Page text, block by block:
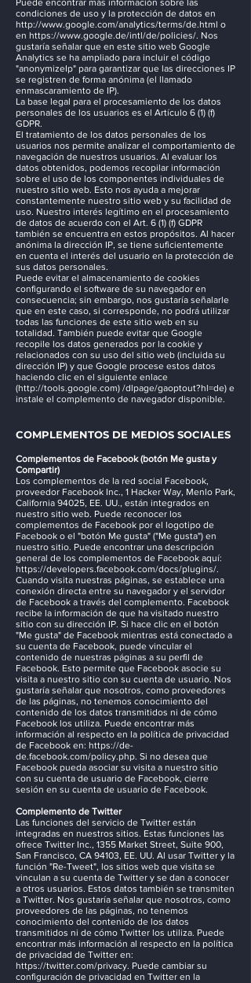
Puede encontrar más información sobre las
condiciones de uso y la protección de datos en
http://www.google.com/analytics/terms/de.html o
en https://www.google.de/intl/de/policies/. Nos
gustaría señalar que en este sitio web Google
Analytics se ha ampliado para incluir el código
"anonymizeIp" para garantizar que las direcciones IP
se registren de forma anónima (el llamado
enmascaramiento de IP).
La base legal para el procesamiento de los datos
personales de los usuarios es el Artículo 6 (1) (f)
GDPR.
El tratamiento de los datos personales de los
usuarios nos permite analizar el comportamiento de
navegación de nuestros usuarios. Al evaluar los
datos obtenidos, podemos recopilar información
sobre el uso de los componentes individuales de
nuestro sitio web. Esto nos ayuda a mejorar
constantemente nuestro sitio web y su facilidad de
uso. Nuestro interés legítimo en el procesamiento
de datos de acuerdo con el Art. 6 (1) (f) GDPR
también se encuentra en estos propósitos. Al hacer
anónima la dirección IP, se tiene suficientemente
en cuenta el interés del usuario en la protección de
sus datos personales.
Puede evitar el almacenamiento de cookies
configurando el software de su navegador en
consecuencia; sin embargo, nos gustaría señalarle
que en este caso, si corresponde, no podrá utilizar
todas las funciones de este sitio web en su
totalidad. También puede evitar que Google
recopile los datos generados por la cookie y
relacionados con su uso del sitio web (incluida su
dirección IP) y que Google procese estos datos
haciendo clic en el siguiente enlace
(http://tools.google.com) /dlpage/gaoptout?hl=de) e
instale el complemento de navegador disponible.
COMPLEMENTOS DE MEDIOS SOCIALES
Complementos de Facebook (botón Me gusta y
Compartir)
Los complementos de la red social Facebook,
proveedor Facebook Inc., 1 Hacker Way, Menlo Park,
California 94025, EE. UU., están integrados en
nuestro sitio web. Puede reconocer los
complementos de Facebook por el logotipo de
Facebook o el "botón Me gusta" ("Me gusta") en
nuestro sitio. Puede encontrar una descripción
general de los complementos de Facebook aquí:
https://developers.facebook.com/docs/plugins/.
Cuando visita nuestras páginas, se establece una
conexión directa entre su navegador y el servidor
de Facebook a través del complemento. Facebook
recibe la información de que ha visitado nuestro
sitio con su dirección IP. Si hace clic en el botón
"Me gusta" de Facebook mientras está conectado a
su cuenta de Facebook, puede vincular el
contenido de nuestras páginas a su perfil de
Facebook. Esto permite que Facebook asocie su
visita a nuestro sitio con su cuenta de usuario. Nos
gustaría señalar que nosotros, como proveedores
de las páginas, no tenemos conocimiento del
contenido de los datos transmitidos ni de cómo
Facebook los utiliza. Puede encontrar más
información al respecto en la política de privacidad
de Facebook en: https://de-
de.facebook.com/policy.php. Si no desea que
Facebook pueda asociar su visita a nuestro sitio
con su cuenta de usuario de Facebook, cierre
sesión en su cuenta de usuario de Facebook.
Complemento de Twitter
Las funciones del servicio de Twitter están
integradas en nuestros sitios. Estas funciones las
ofrece Twitter Inc., 1355 Market Street, Suite 900,
San Francisco, CA 94103, EE. UU. Al usar Twitter y la
función "Re-Tweet", los sitios web que visita se
vinculan a su cuenta de Twitter y se dan a conocer
a otros usuarios. Estos datos también se transmiten
a Twitter. Nos gustaría señalar que nosotros, como
proveedores de las páginas, no tenemos
conocimiento del contenido de los datos
transmitidos ni de cómo Twitter los utiliza. Puede
encontrar más información al respecto en la política
de privacidad de Twitter en:
https://twitter.com/privacy. Puede cambiar su
configuración de privacidad en Twitter en la